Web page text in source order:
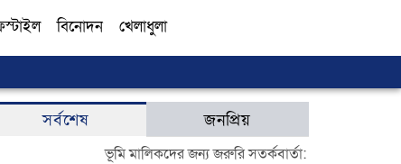
বিনোদন খেলাধুলা
সর্বশেষ জনপ্রিয়
ভূমি মালিকদের জন্য জরুরি সতর্কবার্তা: